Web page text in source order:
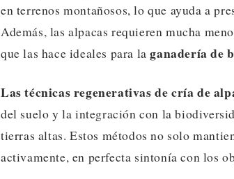
en terrenos montañosos, lo que ayuda a
Además, las alpacas requieren mucha
que las hace ideales para laganadería de
Las técnicas regenerativas de cría de
del suelo y la integración con la
tierras altas. Estos métodos no solo
activamente, en perfecta sintonía con los